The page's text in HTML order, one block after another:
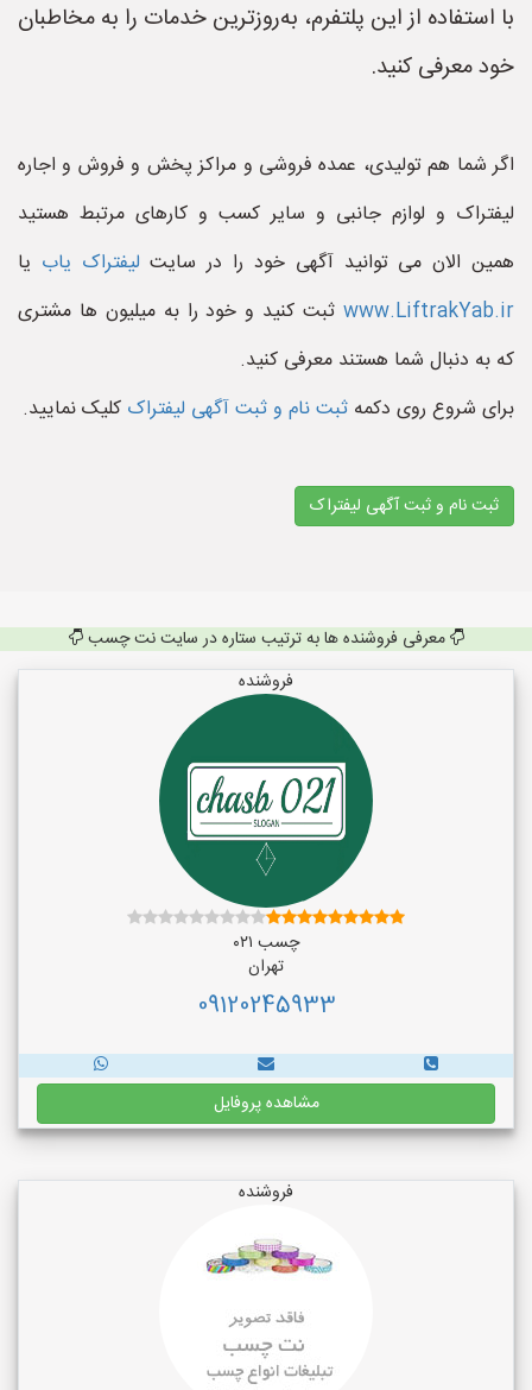
با استفاده از این پلتفرم، به‌روزترین خدمات را به مخاطبان
خود معرفی کنید.
اگر شما هم تولیدی، عمده فروشی و مراکز پخش و فروش و اجاره
لیفتراک و لوازم جانبی و سایر کسب و کارهای مرتبط هستید
همین الان می توانید آگهی خود را در سایت لیفتراک یاب یا
www.LiftrakYab.ir ثبت کنید و خود را به میلیون ها مشتری
که به دنبال شما هستند معرفی کنید.
برای شروع روی دکمه ثبت نام و ثبت آگهی لیفتراک کلیک نمایید.
ثبت نام و ثبت آگهی لیفتراک
معرفی فروشنده ها به ترتیب ستاره در سایت نت چسب
فروشنده
چسب ۰۲۱
تهران
09120245933
مشاهده پروفایل
فروشنده